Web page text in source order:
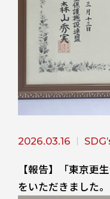
2026.03.16
【報告】「東京更
をいただきました。